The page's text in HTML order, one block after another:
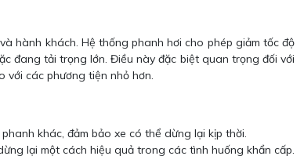
hành khách. Hệ thống phanh hơi cho phép giảm tốc độ
đang tải trọng lớn. Điều này đặc biệt quan trọng đối với
với các phương tiện nhỏ hơn.
khác, đảm bảo xe có thể dừng lại kịp thời.
lại một cách hiệu quả trong các tình huống khẩn cấp.